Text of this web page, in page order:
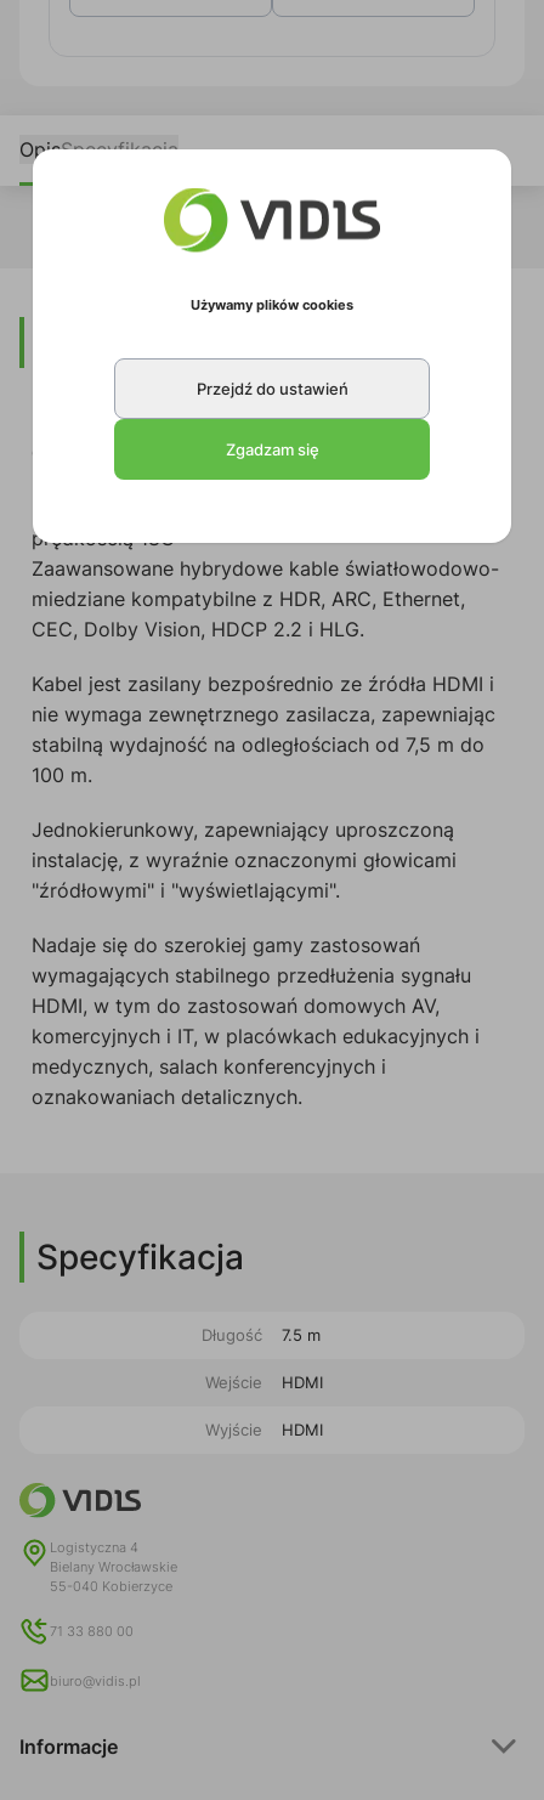
OpisSpecyfikacja
Centaur - Kabel HDMI AOC
prędkością 18G
Zaawansowane hybrydowe kable światłowodowo-
miedziane kompatybilne z HDR, ARC, Ethernet,
CEC, Dolby Vision, HDCP 2.2 i HLG.
Kabel jest zasilany bezpośrednio ze źródła HDMI i
nie wymaga zewnętrznego zasilacza, zapewniając
stabilną wydajność na odległościach od 7,5 m do
100 m.
Jednokierunkowy, zapewniający uproszczoną
instalację, z wyraźnie oznaczonymi głowicami
"źródłowymi" i "wyświetlającymi".
Nadaje się do szerokiej gamy zastosowań
wymagających stabilnego przedłużenia sygnału
HDMI, w tym do zastosowań domowych AV,
komercyjnych i IT, w placówkach edukacyjnych i
medycznych, salach konferencyjnych i
oznakowaniach detalicznych.
Specyfikacja
Długość 7.5 m
Wejście HDMI
Wyjście HDMI
Logistyczna 4
Bielany Wrocławskie
55-040 Kobierzyce
71 33 880 00
biuro@vidis.pl
Informacje
Używamy plików cookies
Przejdź do ustawień
Zgadzam się